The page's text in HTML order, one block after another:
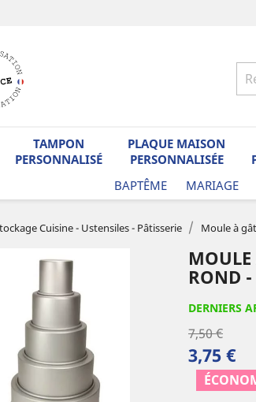
TAMPON
PERSONNALISÉ
PLAQUE MAISON
PERSONNALISÉE
BAPTÊME
MARIAGE
Cuisine - Ustensiles - Pâtisserie Moule à
MOULE
ROND
DERNIERS
7,50 €
3,75 €